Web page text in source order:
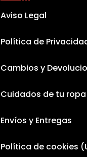
Aviso Legal
Política de
Cambios y
Cuidados de tu
Envíos y Entregas
Política de cookies